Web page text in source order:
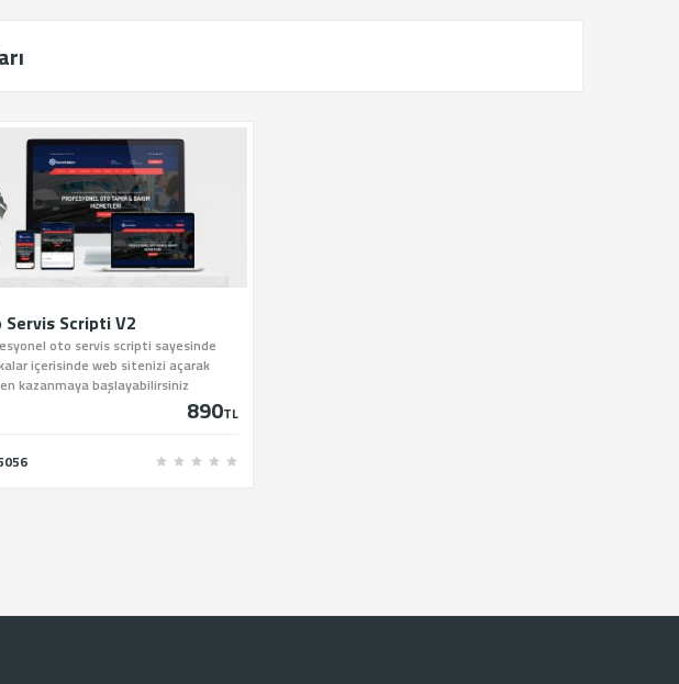
Servis Scripti V2
oto servis scripti sayesinde
içerisinde web sitenizi açarak
kazanmaya başlayabilirsiniz
890TL